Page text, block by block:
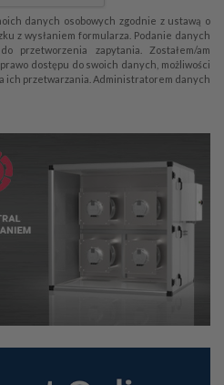
danych osobowych zgodnie z ustawą o
z wysłaniem formularza. Podanie danych
przetworzenia zapytania. Zostałem/am
dostępu do swoich danych, możliwości
ich przetwarzania. Administratorem danych